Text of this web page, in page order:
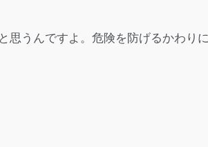
思うんですよ。危険を防げるかわり